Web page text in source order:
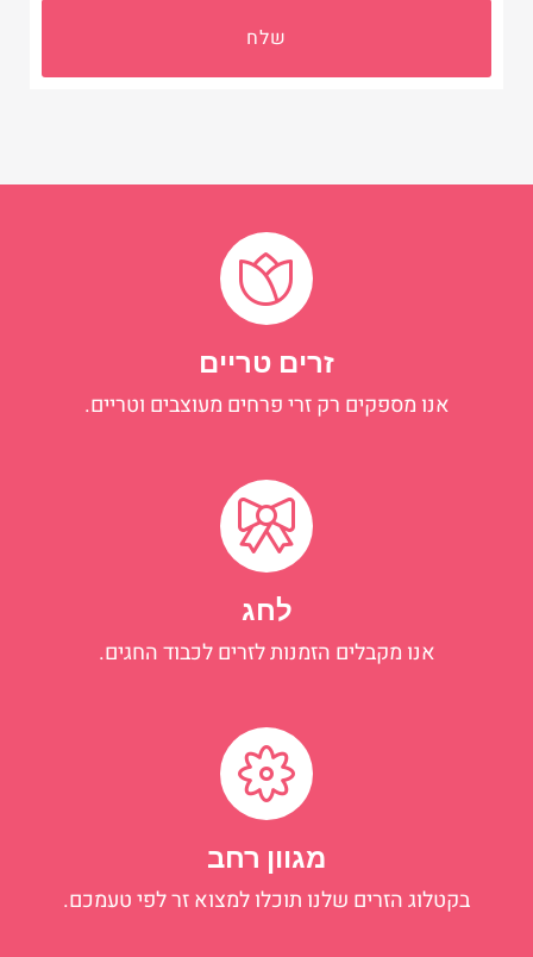
שלח
זרים טריים
אנו מספקים רק זרי פרחים מעוצבים וטריים.
לחג
אנו מקבלים הזמנות לזרים לכבוד החגים.
מגוון רחב
בקטלוג הזרים שלנו תוכלו למצוא זר לפי טעמכם.